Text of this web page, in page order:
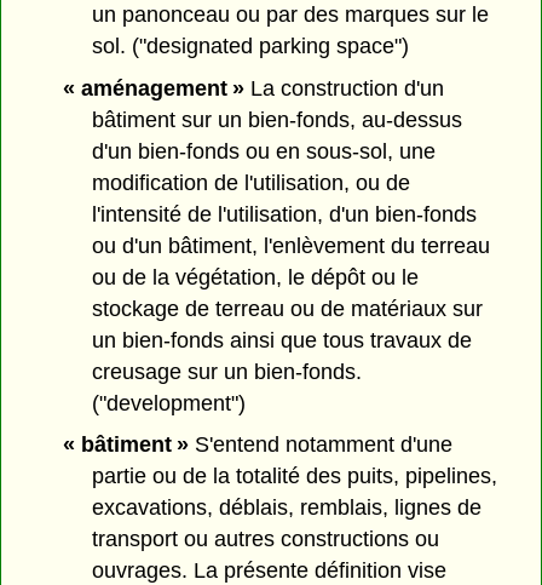
un panonceau ou par des marques sur le
sol. ("designated parking space")
« aménagement »La construction d'un
bâtiment sur un bien-fonds, au-dessus
d'un bien-fonds ou en sous-sol, une
modification de l'utilisation, ou de
l'intensité de l'utilisation, d'un bien-fonds
ou d'un bâtiment, l'enlèvement du terreau
ou de la végétation, le dépôt ou le
stockage de terreau ou de matériaux sur
un bien-fonds ainsi que tous travaux de
creusage sur un bien-fonds.
("development")
« bâtiment »S'entend notamment d'une
partie ou de la totalité des puits, pipelines,
excavations, déblais, remblais, lignes de
transport ou autres constructions ou
ouvrages. La présente définition vise